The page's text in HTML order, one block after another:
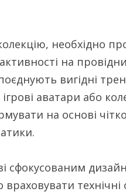
необхідно
на
вигідні
аватари або
на основі
сфокусованим